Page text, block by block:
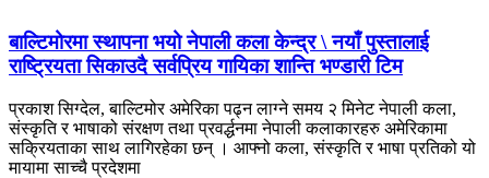
बाल्टिमोरमा स्थापना भयो नेपाली कला केन्द्र \ नयाँ पुस्तालाई
राष्ट्रियता सिकाउदै सर्वप्रिय गायिका शान्ति भण्डारी टिम
प्रकाश सिग्देल, बाल्टिमोर अमेरिका पढ्न लाग्ने समय २ मिनेट नेपाली कला,
संस्कृति र भाषाको संरक्षण तथा प्रवर्द्धनमा नेपाली कलाकारहरु अमेरिकामा
सक्रियताका साथ लागिरहेका छन् । आफ्नो कला, संस्कृति र भाषा प्रतिको यो
मायामा साच्चै प्रदेशमा